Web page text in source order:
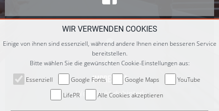

Impressum
Wer steckt dahinter!
WIR VERWENDEN COOKIES
Einige von ihnen sind essenziell, während andere Ihnen einen besseren Service
bereitstellen.
Bitte wählen Sie die gewünschten Cookie-Einstellungen aus:
Essenziell Google Fonts Google Maps
YouTube
LifePR
Alle Cookies akzeptieren